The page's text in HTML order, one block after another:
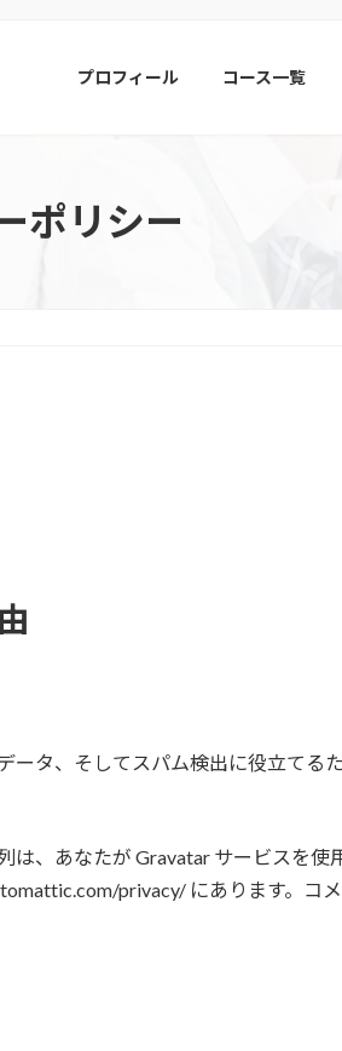
プロフィール コース一覧
ポリシー
タ、そしてスパム検出に役立てる
、あなたが Gravatar サービスを使
privacy/ にあります。コ